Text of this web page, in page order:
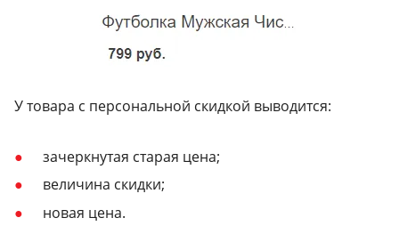
У товара с персональной скидкой выводится:
зачеркнутая старая цена;
величина скидки;
новая цена.